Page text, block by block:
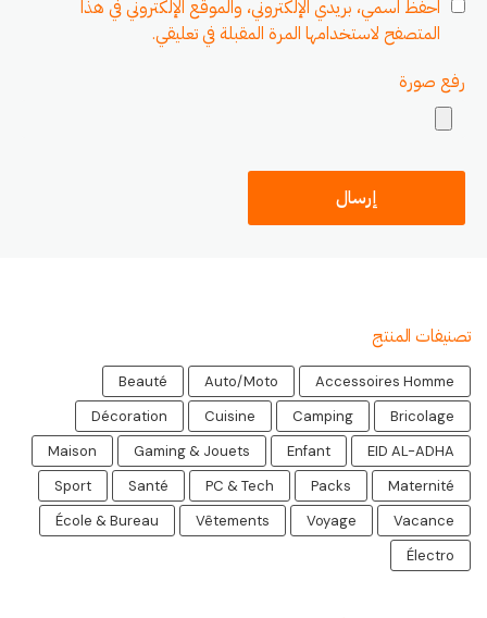
احفظ اسمي، بريدي الإلكتروني، والموقع الإلكتروني في هذا
المتصفح لاستخدامها المرة المقبلة في تعليقي.
رفع صورة
تصنيفات المنتج
Accessoires Homme
Auto/Moto
Beauté
Bricolage
Camping
Cuisine
Décoration
EID AL-ADHA
Enfant
Gaming & Jouets
Maison
Maternité
Packs
PC & Tech
Santé
Sport
Vacance
Voyage
Vêtements
École & Bureau
Électro